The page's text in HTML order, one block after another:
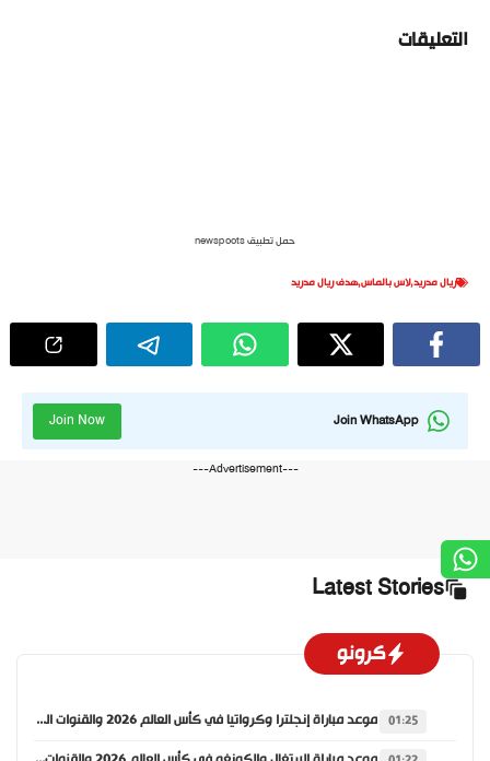
التعليقات
حمل تطبيق newspoots
ريال مدريد,لاس بالماس,هدف ريال مدريد
Join WhatsApp
Join Now
---Advertisement---
Latest Stories
كرونو
01:25 موعد مباراة إنجلترا وكرواتيا في كأس العالم 2026 والقنوات الناقلة